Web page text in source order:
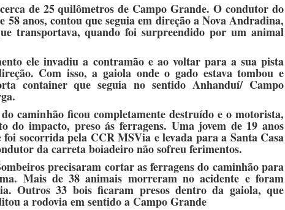
de 25 quilômetros de Campo Grande. O condutor do
58 anos, contou que seguia em direção a Nova Andradina,
transportava, quando foi surpreendido por um animal
ele invadiu a contramão e ao voltar para a sua pista
Com isso, a gaiola onde o gado estava tombou e
container que seguia no sentido Anhanduí/ Campo
caminhão ficou completamente destruído e o motorista,
do impacto, preso ás ferragens. Uma jovem de 19 anos
socorrida pela CCR MSVia e levada para a Santa Casa
da carreta boiadeiro não sofreu ferimentos.
precisaram cortar as ferragens do caminhão para
Mais de 38 animais morreram no acidente e foram
Outros 33 bois ficaram presos dentro da gaiola, que
a rodovia em sentido a Campo Grande